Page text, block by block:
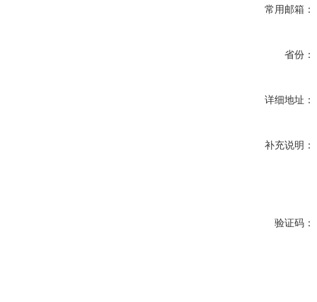
常用邮箱：
省份：
详细地址：
补充说明：
验证码：